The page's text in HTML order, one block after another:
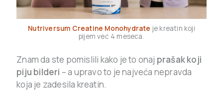
Nutriversum Creatine Monohydrate je kreatin koji
pijem već 4 meseca.
Znam da ste pomislili kako je to onaj prašak koji
piju bilderi – a upravo to je najveća nepravda
koja je zadesila kreatin.